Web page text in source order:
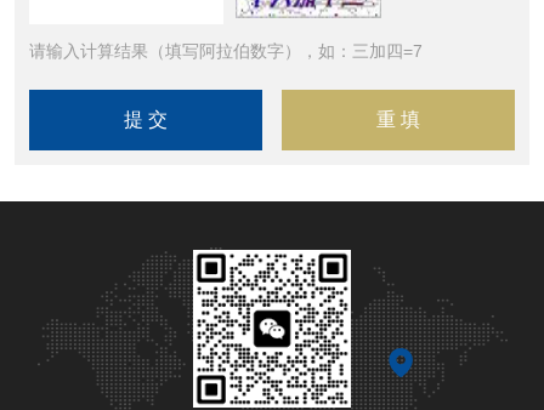
请输入计算结果（填写阿拉伯数字），如：三加四=7